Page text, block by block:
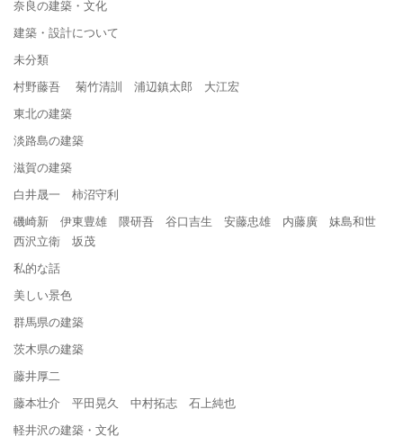
奈良の建築・文化
建築・設計について
未分類
村野藤吾 菊竹清訓 浦辺鎮太郎 大江宏
東北の建築
淡路島の建築
滋賀の建築
白井晟一 柿沼守利
磯崎新 伊東豊雄 隈研吾 谷口吉生 安藤忠雄 内藤廣 妹島和世
西沢立衛 坂茂
私的な話
美しい景色
群馬県の建築
茨木県の建築
藤井厚二
藤本壮介 平田晃久 中村拓志 石上純也
軽井沢の建築・文化